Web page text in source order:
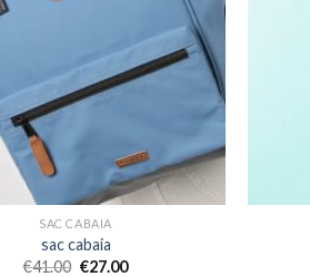
SAC CABAIA
sac cabaia
€41.00 €27.00